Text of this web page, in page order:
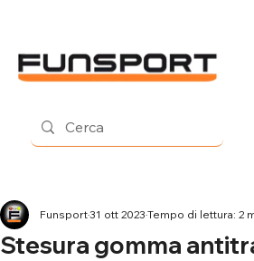
Stesura gomma
Funsport31 ott 2023 Tempo di lettura: 2